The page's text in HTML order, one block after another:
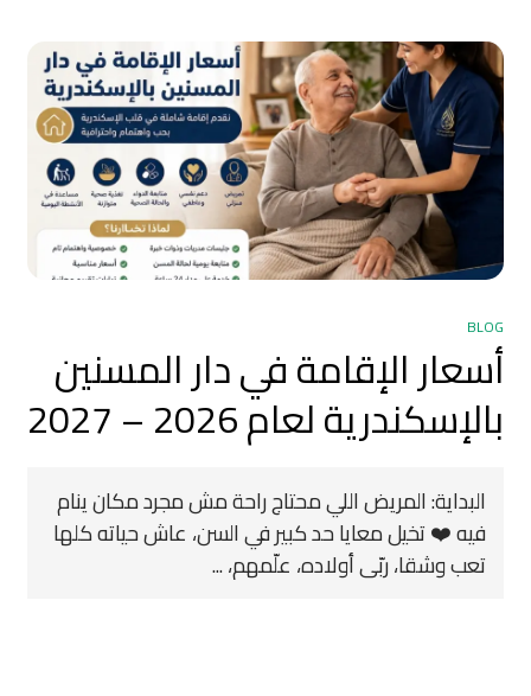
BLOG
أسعار الإقامة في دار المسنين
بالإسكندرية لعام 2026 – 2027
البداية: المريض اللي محتاج راحة مش مجرد مكان ينام
فيه ❤️ تخيل معايا حد كبير في السن، عاش حياته كلها
تعب وشقا، ربّى أولاده، علّمهم، ...